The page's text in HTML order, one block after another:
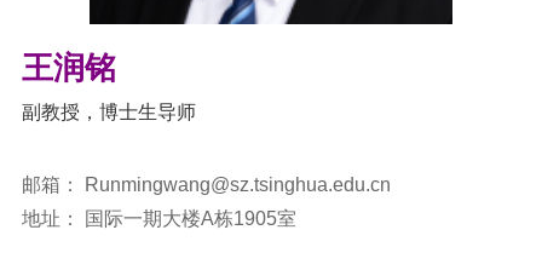
王润铭
副教授 ， 博士生导师
邮箱：
Runmingwang@sz.tsinghua.edu.cn
地址：
国际一期大楼A栋1905室